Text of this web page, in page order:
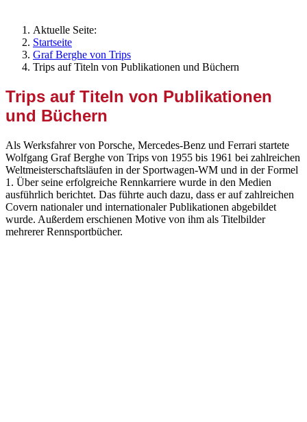
Aktuelle Seite:
Startseite
Graf Berghe von Trips
Trips auf Titeln von Publikationen und Büchern
Trips auf Titeln von Publikationen
und Büchern
Als Werksfahrer von Porsche, Mercedes-Benz und Ferrari startete
Wolfgang Graf Berghe von Trips von 1955 bis 1961 bei zahlreichen
Weltmeisterschaftsläufen in der Sportwagen-WM und in der Formel
1. Über seine erfolgreiche Rennkarriere wurde in den Medien
ausführlich berichtet. Das führte auch dazu, dass er auf zahlreichen
Covern nationaler und internationaler Publikationen abgebildet
wurde. Außerdem erschienen Motive von ihm als Titelbilder
mehrerer Rennsportbücher.